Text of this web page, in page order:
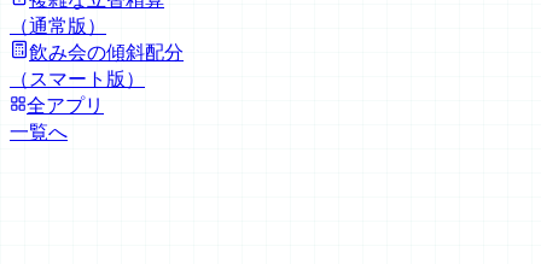
（通常版）
飲み会の傾斜配分
（スマート版）
全アプリ
一覧へ